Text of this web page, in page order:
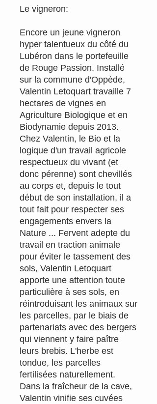
Le vigneron:
Encore un jeune vigneron
hyper talentueux du côté du
Lubéron dans le portefeuille
de Rouge Passion. Installé
sur la commune d'Oppède,
Valentin Letoquart travaille 7
hectares de vignes en
Agriculture Biologique et en
Biodynamie depuis 2013.
Chez Valentin, le Bio et la
logique d'un travail agricole
respectueux du vivant (et
donc pérenne) sont chevillés
au corps et, depuis le tout
début de son installation, il a
tout fait pour respecter ses
engagements envers la
Nature ... Fervent adepte du
travail en traction animale
pour éviter le tassement des
sols, Valentin Letoquart
apporte une attention toute
particulière à ses sols, en
réintroduisant les animaux sur
les parcelles, par le biais de
partenariats avec des bergers
qui viennent y faire paître
leurs brebis. L'herbe est
tondue, les parcelles
fertilisées naturellement.
Dans la fraîcheur de la cave,
Valentin vinifie ses cuvées